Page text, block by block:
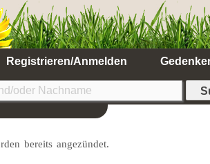
Registrieren/Anmelden
bereits angezündet.